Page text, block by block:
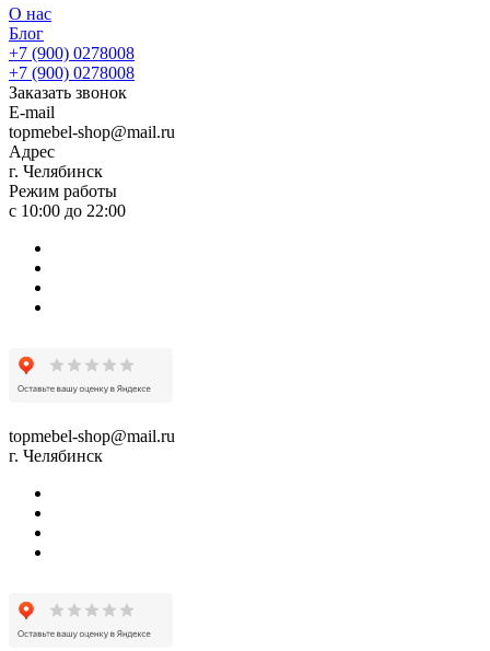
О нас
Блог
+7 (900) 0278008
+7 (900) 0278008
Заказать звонок
E-mail
topmebel-shop@mail.ru
Адрес
г. Челябинск
Режим работы
с 10:00 до 22:00
topmebel-shop@mail.ru
г. Челябинск